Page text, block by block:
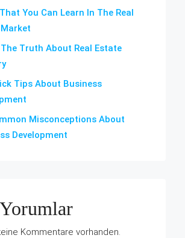
You Can Learn In The Real
Truth About Real Estate
Tips About Business
Misconceptions About
Development
Kommentare vorhanden.